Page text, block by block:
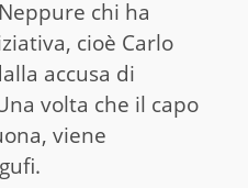
chi ha
cioè Carlo
accusa di
volta che il capo
viene